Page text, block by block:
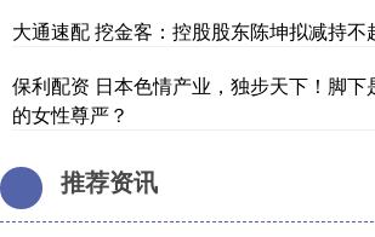
大通速配 挖金客：控股股东陈坤拟减持不
保利配资 日本色情产业，独步天下！脚下
的女性尊严？
推荐资讯